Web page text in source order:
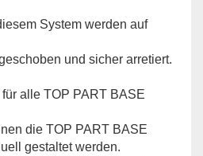
System werden auf
und sicher arretiert.
alle TOP PART BASE
die TOP PART BASE
gestaltet werden.